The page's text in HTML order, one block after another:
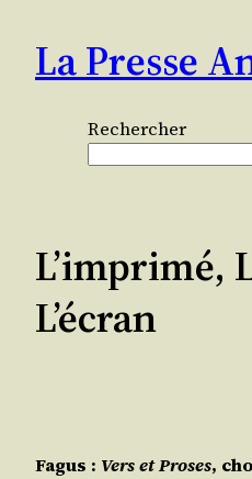
contenu
La Presse
Rechercher
L’imprimé,
L’écran
Fagus : Vers et Proses,